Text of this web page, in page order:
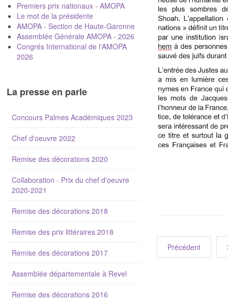
Précédent
Premiers prix nationaux - AMOPA
Le mot de la présidente
AMOPA - Section de Haute-Garonne
Assemblée Générale AMOPA - 2026
Congrés International de l'AMOPA
2026
La presse en parle
Concours Palmes Académiques 2023
Chef d'oeuvre 2022
Remise des décorations 2020
Collaboration - Prix du chef d'oeuvre
2020-2021
Remise des décorations 2018
Remise des prix littéraires 2018
Remise des décorations 2017
Assemblée départementale à Revel
Remise des décorations 2016